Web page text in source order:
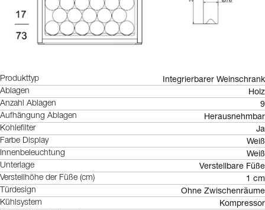
Produkttyp Integrierbarer Weinschrank
Ablagen Holz
Anzahl Ablagen 9
Aufhängung Ablagen Herausnehmbar
Kohlefilter Ja
Farbe Display Weiß
Innenbeleuchtung Weiß
Unterlage Verstellbare Füße
Verstellhöhe der Füße (cm) 1 cm
Türdesign Ohne Zwischenräume
Kühlsystem Kompressor